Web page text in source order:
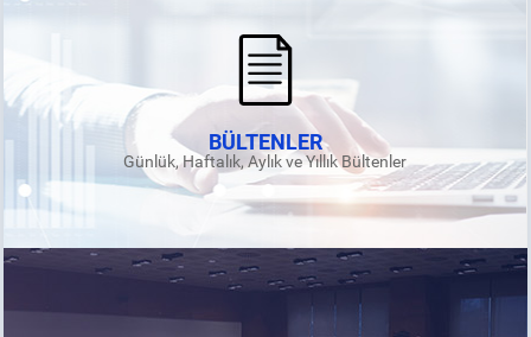
BÜLTENLER
Günlük, Haftalık, Aylık ve Yıllık Bültenler